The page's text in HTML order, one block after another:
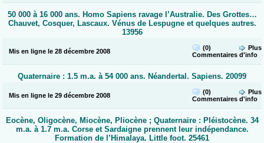
50 000 à 16 000 ans. Homo Sapiens ravage l’Australie. Des Grottes…
Chauvet, Cosquer, Lascaux. Vénus de Lespugne et quelques autres.
13956
Mis en ligne le 28 décembre 2008
(0)
Commentaires
Plus
d'info
Quaternaire : 1.5 m.a. à 54 000 ans. Néandertal. Sapiens. 20099
Mis en ligne le 29 décembre 2008
(0)
Commentaires
Plus
d'info
Eocène, Oligocène, Miocène, Pliocène ; Quaternaire : Pléistocène. 34
m.a. à 1.7 m.a. Corse et Sardaigne prennent leur indépendance.
Formation de l’Himalaya. Little foot. 25461